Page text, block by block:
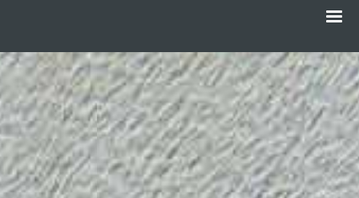
Gå
til
hovedindhold
Menu